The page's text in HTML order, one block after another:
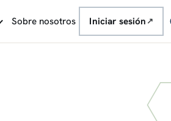
Sobre nosotros Iniciar sesión ↗